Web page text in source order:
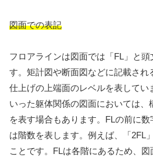
図面での表記
フロアラインは図面では「FL」と頭
す。矩計図や断面図などに記載され
仕上げの上端面のレベルを表してい
いった躯体関係の図面においては、
を表す場合もあります。FLの前に
は階数を表します。例えば、「2FL
ことです。FLは各階にあるため、図